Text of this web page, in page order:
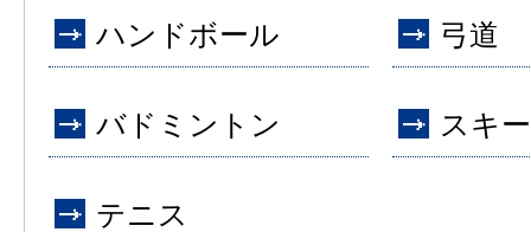
ハンドボール 弓道
バドミントン スキー
テニス